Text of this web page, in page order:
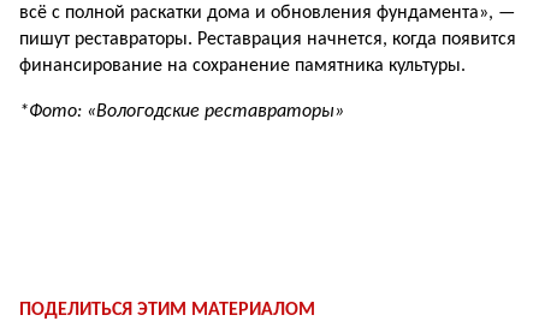
всё с полной раскатки дома и обновления фундамента», —
пишут реставраторы. Реставрация начнется, когда появится
финансирование на сохранение памятника культуры.
*Фото: «Вологодские реставраторы»
ПОДЕЛИТЬСЯ ЭТИМ МАТЕРИАЛОМ